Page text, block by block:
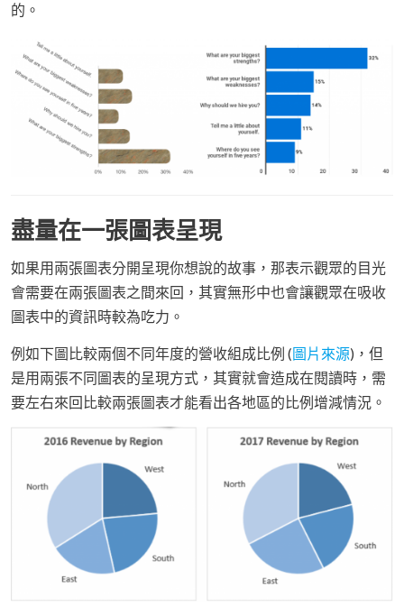
的。
盡量在一張圖表呈現
如果用兩張圖表分開呈現你想說的故事，那表示觀眾的目光
會需要在兩張圖表之間來回，其實無形中也會讓觀眾在吸收
圖表中的資訊時較為吃力。
例如下圖比較兩個不同年度的營收組成比例 (圖片來源)，但
是用兩張不同圖表的呈現方式，其實就會造成在閱讀時，需
要左右來回比較兩張圖表才能看出各地區的比例增減情況。